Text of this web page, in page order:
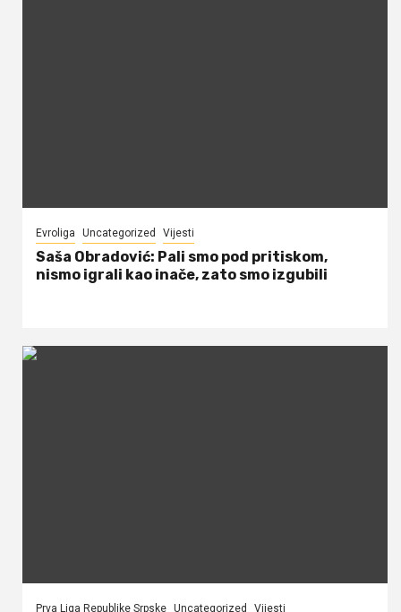
Evroliga Uncategorized Vijesti
Saša Obradović: Pali smo pod pritiskom,
nismo igrali kao inače, zato smo izgubili
Prva Liga Republike Srpske Uncategorized Vijesti